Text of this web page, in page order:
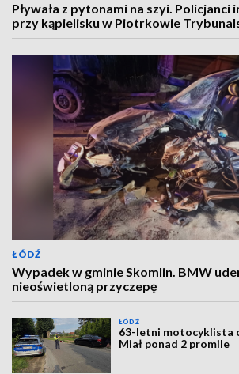
Pływała z pytonami na szyi.
przy kąpielisku w Piotrkowie
ŁÓDŹ
Wypadek w gminie Skomlin. BMW
nieoświetloną przyczepę
ŁÓDŹ
63-letni motocyklista
Miał ponad 2 promile